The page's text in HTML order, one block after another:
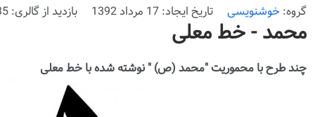
گروه: خوشنویسی تاریخ ایجاد: 17 مرداد 1392 بازدید از گالری: 235 بار
محمد - خط معلی
چند طرح با محموریت "محمد (ص) " نوشته شده با خط معلی